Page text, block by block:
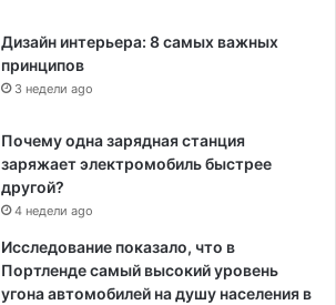
Дизайн интерьера: 8 самых важных
принципов
3 недели ago
Почему одна зарядная станция
заряжает электромобиль быстрее
другой?
4 недели ago
Исследование показало, что в
Портленде самый высокий уровень
угона автомобилей на душу населения в